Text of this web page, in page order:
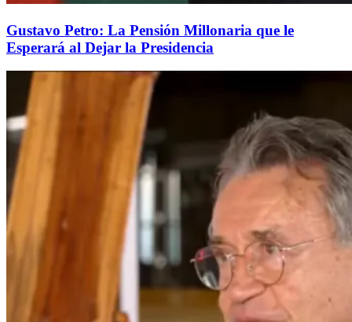
Gustavo Petro: La Pensión Millonaria que le
Esperará al Dejar la Presidencia